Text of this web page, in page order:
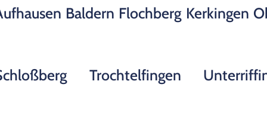
Baldern Flochberg Kerkingen
Trochtelfingen